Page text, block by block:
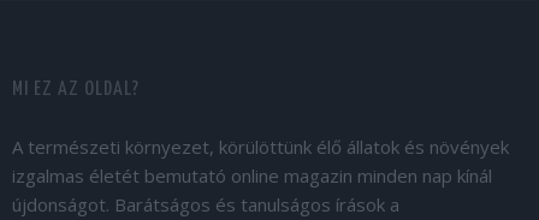
MI EZ AZ OLDAL?
A természeti környezet, körülöttünk élő állatok és növények
izgalmas életét bemutató online magazin minden nap kínál
újdonságot. Barátságos és tanulságos írások a